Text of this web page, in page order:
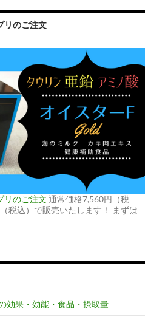
リのご注文
リのご注文 通常価格7,560円（税
税込）で販売いたします！ まずは
効果・効能・食品・摂取量